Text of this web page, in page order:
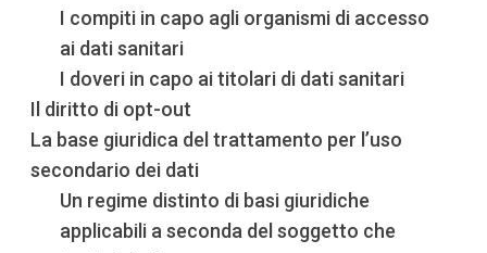
I compiti in capo agli organismi di accesso
ai dati sanitari
I doveri in capo ai titolari di dati sanitari
Il diritto di opt-out
La base giuridica del trattamento per l’uso
secondario dei dati
Un regime distinto di basi giuridiche
applicabili a seconda del soggetto che